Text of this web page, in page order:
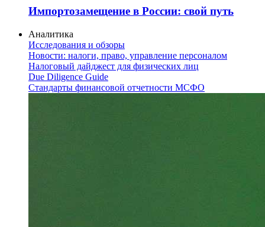
Импортозамещение в России: свой путь
Аналитика
Исследования и обзоры
Новости: налоги, право, управление персоналом
Налоговый дайджест для физических лиц
Due Diligence Guide
Стандарты финансовой отчетности МСФО